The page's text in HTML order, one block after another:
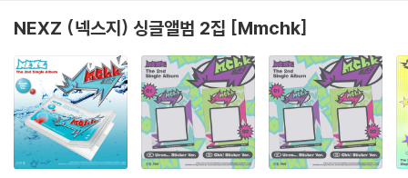
NEXZ (넥스지) 싱글앨범 2집 [Mmchk]